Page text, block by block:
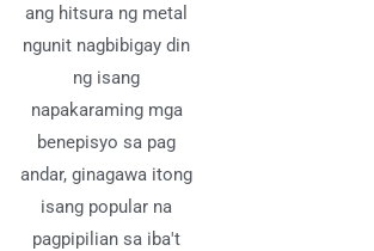
ang hitsura ng metal
ngunit nagbibigay din
ng isang
napakaraming mga
benepisyo sa pag
andar, ginagawa itong
isang popular na
pagpipilian sa iba't